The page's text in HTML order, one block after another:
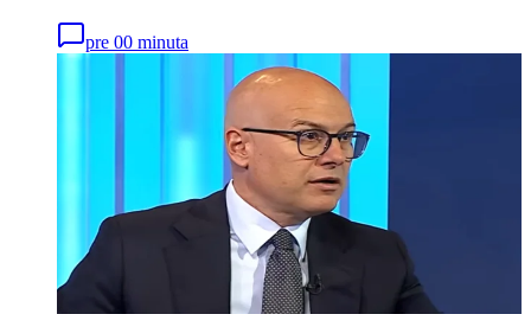
pre 00 minuta